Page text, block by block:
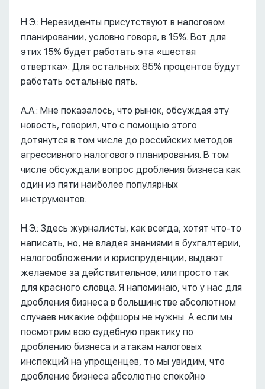
Н.Э.: Нерезиденты присутствуют в налоговом
планировании, условно говоря, в 15%. Вот для
этих 15% будет работать эта «шестая
отвертка». Для остальных 85% процентов будут
работать остальные пять.
А.А.: Мне показалось, что рынок, обсуждая эту
новость, говорил, что с помощью этого
дотянутся в том числе до российских методов
агрессивного налогового планирования. В том
числе обсуждали вопрос дробления бизнеса как
один из пяти наиболее популярных
инструментов.
Н.Э.: Здесь журналисты, как всегда, хотят что-то
написать, но, не владея знаниями в бухгалтерии,
налогообложении и юриспруденции, выдают
желаемое за действительное, или просто так
для красного словца. Я напоминаю, что у нас для
дробления бизнеса в большинстве абсолютном
случаев никакие оффшоры не нужны. А если мы
посмотрим всю судебную практику по
дроблению бизнеса и атакам налоговых
инспекций на упрощенцев, то мы увидим, что
дробление бизнеса абсолютно спокойно